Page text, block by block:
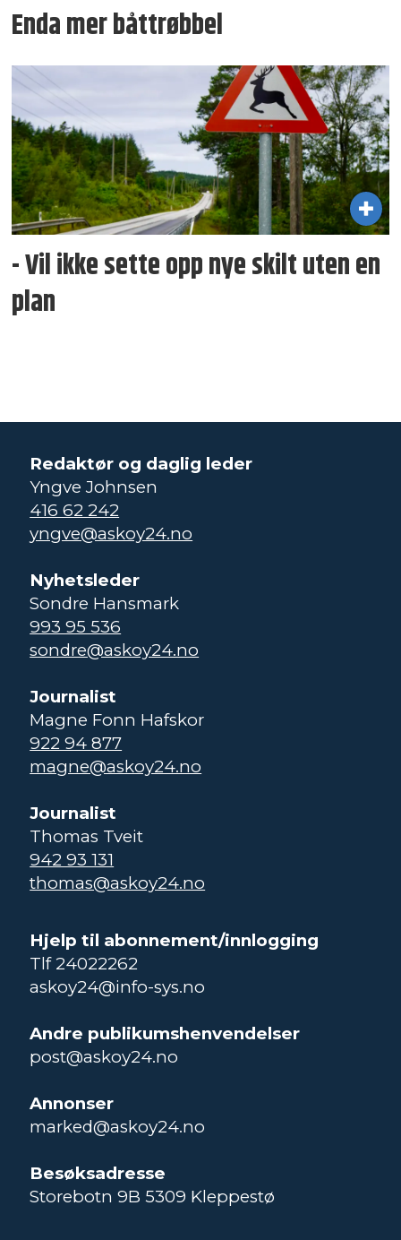
Enda mer båttrøbbel
- Vil ikke sette opp nye skilt uten en
plan
Redaktør og daglig leder
Yngve Johnsen
416 62 242
yngve@askoy24.no
Nyhetsleder
Sondre Hansmark
993 95 536
sondre@askoy24.no
Journalist
Magne Fonn Hafskor
922 94 877
magne@askoy24.no
Journalist
Thomas Tveit
942 93 131
thomas@askoy24.no
Hjelp til abonnement/innlogging
Tlf 24022262
askoy24@info-sys.no
Andre publikumshenvendelser
post@askoy24.no
Annonser
marked@askoy24.no
Besøksadresse
Storebotn 9B 5309 Kleppestø